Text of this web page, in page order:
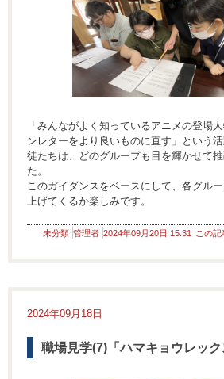
「みんながよく知っているアニメの登場
ンレターをより良いものに直す」という
徒たちは、どのグループも目を輝かせて
た。
このガイダンスをベースにして、各グル
上げてくるか楽しみです。
未分類 管理者 2024年09月20日 15:31 この
2024年09月18日
職場見学(7)「ハマキョウレッ